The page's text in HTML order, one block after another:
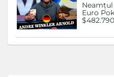
Euro
$482.790